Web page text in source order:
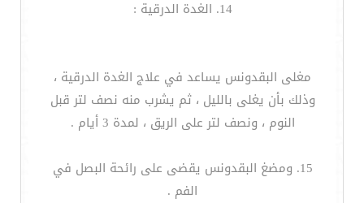
14. الغدة الدرقية :
مغلى البقدونس يساعد في علاج الغدة الدرقية ،
وذلك بأن يغلى بالليل ، ثم يشرب منه نصف لتر قبل
النوم ، ونصف لتر على الريق ، لمدة 3 أيام .
15. ومضغ البقدونس يقضى على رائحة البصل في
الفم .